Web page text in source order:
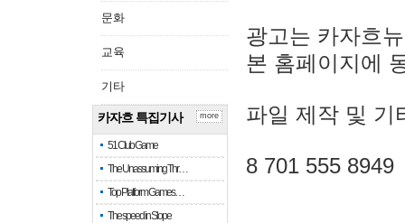
문화
교육
기타
카자흐 특집기사
51 Club Game
The Unassuming Thr…
Top Platform Games…
The speed in Slope
more
광고는 카자흐
본 홈페이지에
파일 제작 및 기
8 701 555 8949